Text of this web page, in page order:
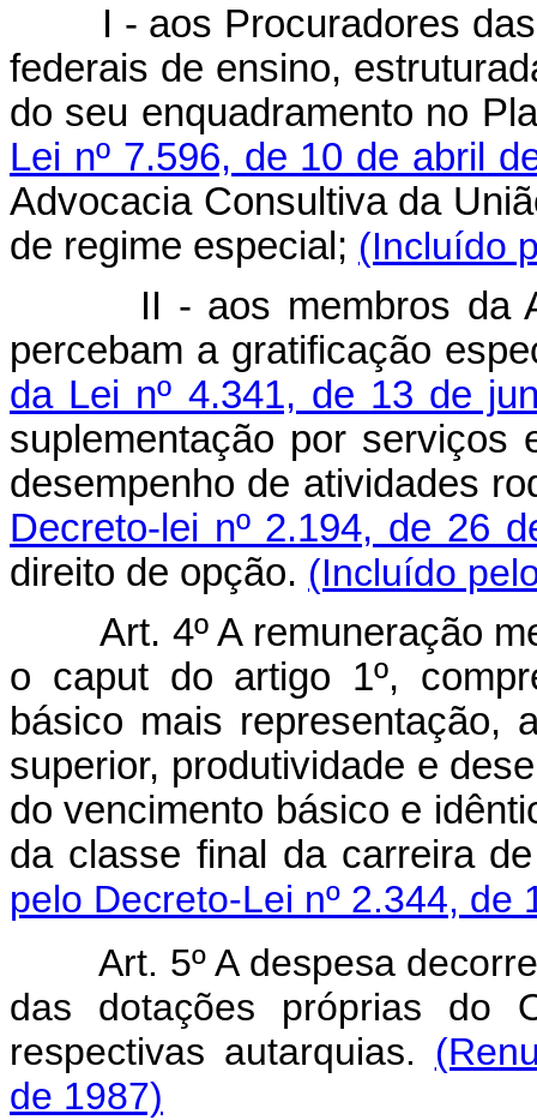
I - aos Procuradores das
federais de ensino,
do seu enquadramento no
Lei nº 7.596, de 10 de abril
Advocacia Consultiva da
de regime especial; (Incluído
II - aos membros da
percebam a gratificação
da Lei nº 4.341, de 13 de
suplementação por serviços
desempenho de atividades
Decreto-lei nº 2.194, de 26
direito de opção. (Incluído
Art. 4º A remuneração
o caput do artigo 1º,
básico mais representação,
superior, produtividade e
do vencimento básico e
da classe final da carreira
pelo Decreto-Lei nº 2.344, de
Art. 5º A despesa
das dotações próprias do
respectivas autarquias.
de 1987)